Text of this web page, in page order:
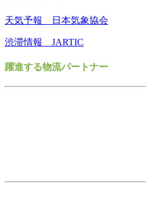
天気予報 日本気象協会
渋滞情報 JARTIC
躍進する物流パートナー